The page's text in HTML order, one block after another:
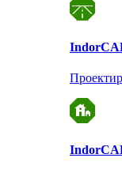
Indor
Indor